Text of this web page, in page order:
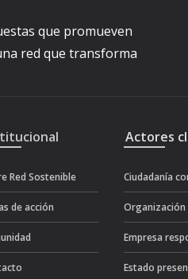
que promueven
red que transforma
Red Sostenible
de acción
Actores
Ciudadanía
Organización
Empresa
Estado